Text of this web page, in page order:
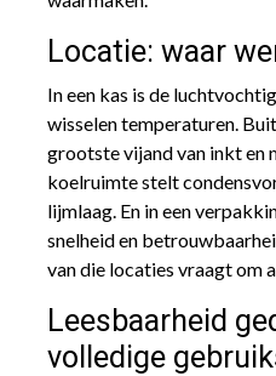
Locatie: waar
In een kas is de
wisselen temperaturen.
grootste vijand van inkt en
koelruimte stelt
lijmlaag. En in een
snelheid en
van die locaties vraagt om
Leesbaarheid
volledige